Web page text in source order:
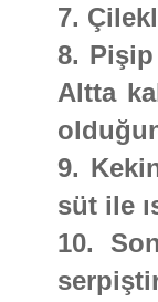
7.
8. Pişip
Altta
9.
süt ile
10.